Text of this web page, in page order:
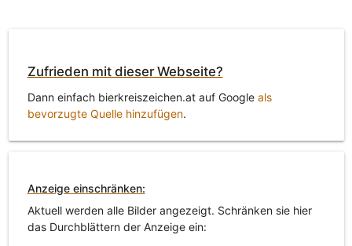
Zufrieden mit dieser Webseite?
Dann einfach bierkreiszeichen.at auf Google als
bevorzugte Quelle hinzufügen.
Anzeige einschränken:
Aktuell werden alle Bilder angezeigt. Schränken sie hier
das Durchblättern der Anzeige ein: